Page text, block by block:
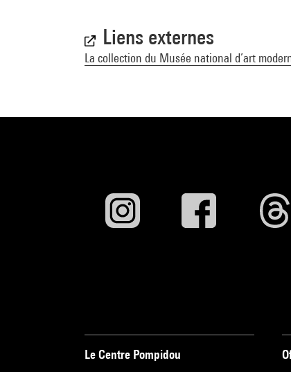
Liens externes
La collection du Musée national d’art
Le Centre Pompidou